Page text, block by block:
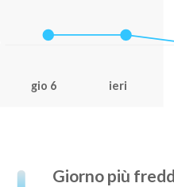
gio 6 ieri
Giorno più